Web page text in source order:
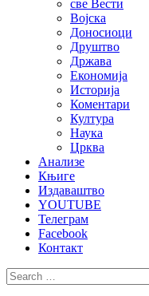
све Вести
Војска
Доносиоци
Друштво
Држава
Економија
Историја
Коментари
Култура
Наука
Црква
Анализе
Књиге
Издаваштво
YOUTUBE
Телеграм
Facebook
Контакт
Search
for: